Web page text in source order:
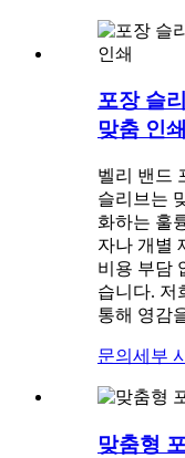
포장 슬
맞춤 인쇄
벨리 밴드
슬리브는
화하는 훌
자나 개별
비용 부담
습니다. 저
통해 영감
문의 세부
맞춤형